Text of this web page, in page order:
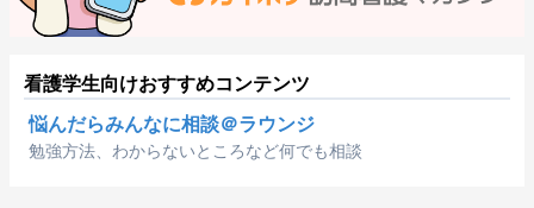
看護学生向けおすすめコンテンツ
悩んだらみんなに相談＠ラウンジ
勉強方法、わからないところなど何でも相談